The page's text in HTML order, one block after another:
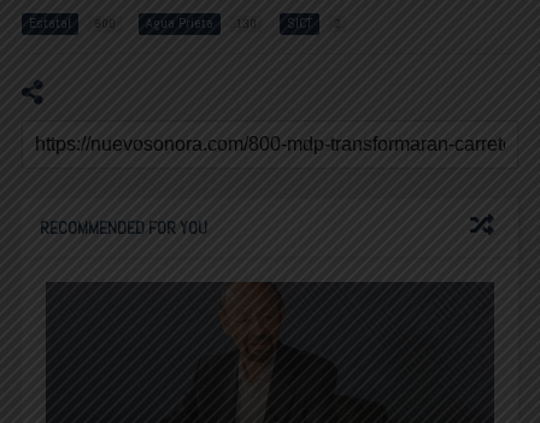
Estatal 800 Agua Prieta 130 SICT 2
RECOMMENDED FOR YOU